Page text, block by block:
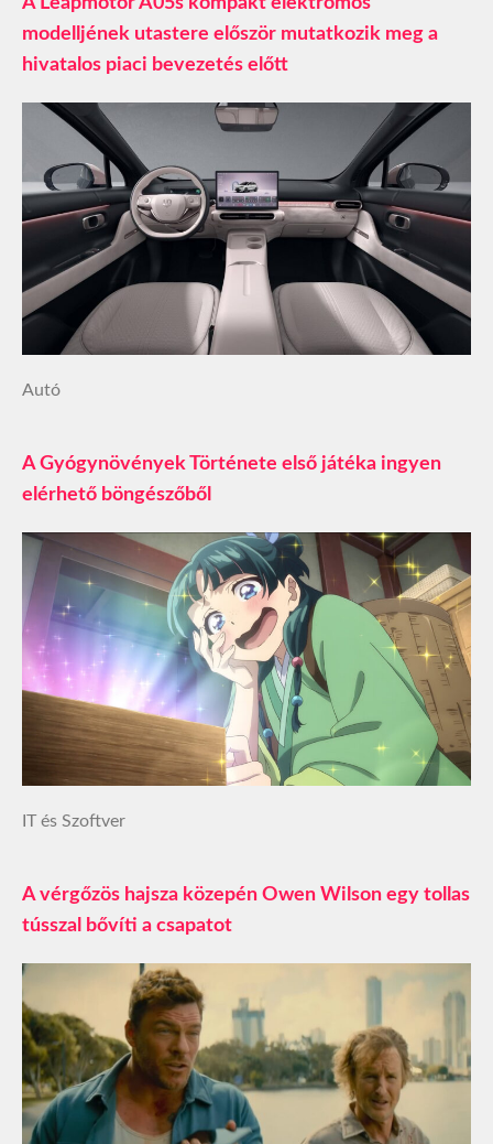
modelljének utastere először mutatkozik meg a
hivatalos piaci bevezetés előtt
Autó
A Gyógynövények Története első játéka ingyen
elérhető böngészőből
IT és Szoftver
A vérgőzös hajsza közepén Owen Wilson egy tollas
tússzal bővíti a csapatot